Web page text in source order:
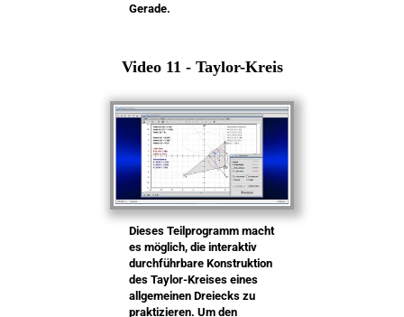
Gerade.
Video 11 - Taylor-Kreis
Dieses Teilprogramm macht
es möglich, die interaktiv
durchführbare Konstruktion
des Taylor-Kreises eines
allgemeinen Dreiecks zu
praktizieren. Um den